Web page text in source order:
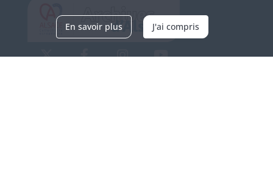
En savoir plus J'ai compris